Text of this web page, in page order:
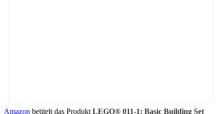
Amazon betitelt das Produkt LEGO® 011-1: Basic Building Set